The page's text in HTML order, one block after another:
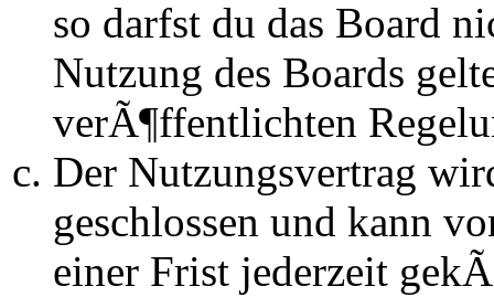
so darfst du das Board
Nutzung des Boards
verÃ¶ffentlichten
Der Nutzungsvertrag
geschlossen und kann
einer Frist jederzeit